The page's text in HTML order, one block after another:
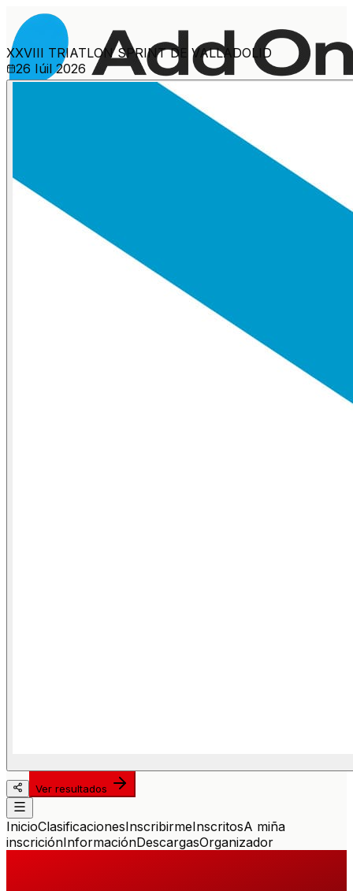
XXVIII TRIATLON SPRINT DE VALLADOLID
26 Iúil 2026
Ver resultados
InicioClasificacionesInscribirmeInscritosA miña
inscriciónInformaciónDescargasOrganizador